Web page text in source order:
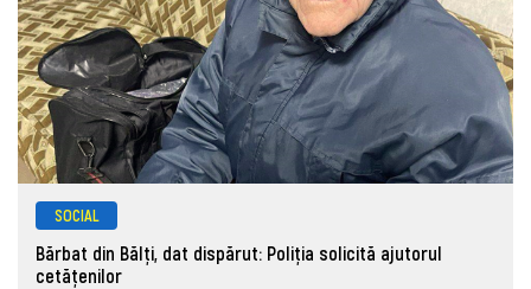
SOCIAL
Bărbat din Bălți, dat dispărut: Poliţia solicită ajutorul
cetăţenilor